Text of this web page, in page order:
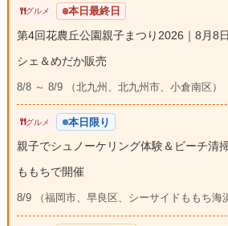
グルメ 本日最終日
第4回花農丘公園親子まつり2026｜8月8
シェ＆めだか販売
8/8 ～ 8/9 （北九州、北九州市、小倉南区）
グルメ 本日限り
親子でシュノーケリング体験＆ビーチ清
ももちで開催
8/9 （福岡市、早良区、シーサイドももち海